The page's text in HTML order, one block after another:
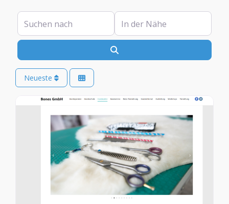
Suchen nach In der Nähe
Neueste